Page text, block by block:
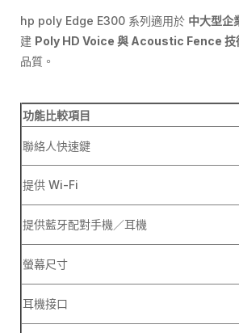
hp poly Edge E300 系列適用於 中大型企
建 Poly HD Voice 與 Acoustic Fence 技
品質。
功能比較項目
聯絡人快速鍵
提供 Wi-Fi
提供藍牙配對手機／耳機
螢幕尺寸
耳機接口